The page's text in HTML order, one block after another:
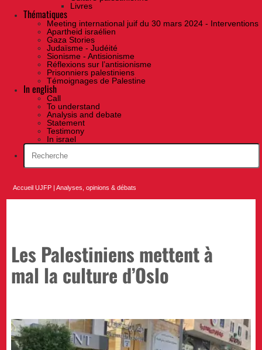
Livres
Thématiques
Meeting international juif du 30 mars 2024 - Interventions
Apartheid israélien
Gaza Stories
Judaïsme - Judéité
Sionisme - Antisionisme
Réflexions sur l’antisionisme
Prisonniers palestiniens
Témoignages de Palestine
In english
Call
To understand
Analysis and debate
Statement
Testimony
In israel
Accueil UJFP |Analyses, opinions & débats
Les Palestiniens mettent à
mal la culture d’Oslo